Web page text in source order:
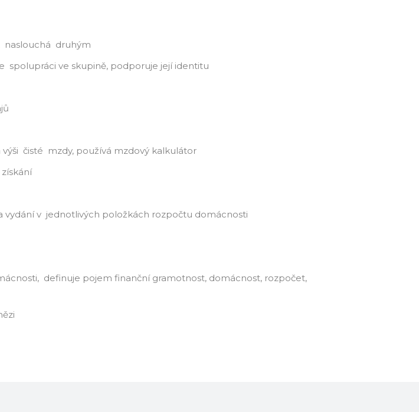
naslouchá druhým
spolupráci ve skupině, podporuje její identitu
čisté mzdy, používá mzdový kalkulátor
v jednotlivých položkách rozpočtu domácnosti
definuje pojem finanční gramotnost, domácnost, rozpočet,